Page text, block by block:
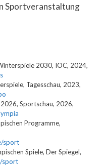
Sportveranstaltung
2030, IOC, 2024,
Tagesschau, 2023,
Sportschau, 2026,
Programme,
sport
Spiele, Der Spiegel,
sport